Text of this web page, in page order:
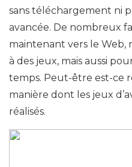
sans téléchargement ni
avancée. De nombreux
maintenant vers le
à des jeux, mais aussi
temps. Peut-être est-ce
manière dont les jeux
réalisés.